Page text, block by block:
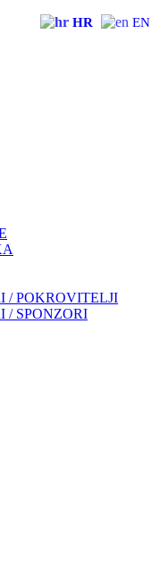
/ POKROVITELJI
/ SPONZORI
HR EN